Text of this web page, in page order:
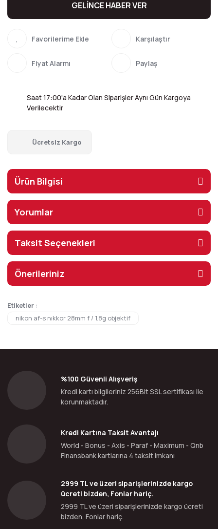
GELİNCE HABER VER
Karşılaştır
Fiyat Alarmı Paylaş
Saat 17:00'a Kadar Olan Siparişler Aynı Gün Kargoya
Verilecektir
Ücretsiz Kargo
Ürün Bilgisi
Yorumlar
Taksit Seçenekleri
Önerileriniz
Etiketler :
nikon af-s nıkkor 28mm f / 1.8g objektif
%100 Güvenli Alışveriş
Kredi kartı bilgileriniz 256Bit SSL sertifikası ile
korunmaktadır.
Kredi Kartına Taksit Avantajı
World - Bonus - Axis - Paraf - Maximum - Qnb
Finansbank kartlarına 4 taksit imkanı
2999 TL ve üzeri siparişlerinizde kargo
ücreti bizden, Fonlar hariç.
2999 TL ve üzeri siparişlerinizde kargo ücreti
bizden, Fonlar hariç.